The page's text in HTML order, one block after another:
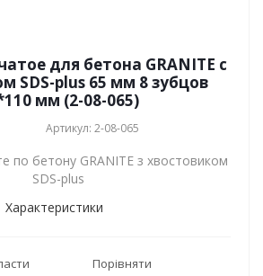
для бетона GRANITE с
SDS-plus 65 мм 8 зубцов
мм (2-08-065)
Артикул: 2-08-065
по бетону GRANITE з хвостовиком
SDS-plus
Характеристики
Порівняти